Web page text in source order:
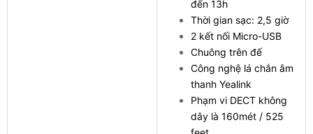
đến 13h
Thời gian sạc: 2,5 giờ
2 kết nối Micro-USB
Chuông trên đế
Công nghệ lá chắn âm
thanh Yealink
Phạm vi DECT không
dây là 160mét / 525